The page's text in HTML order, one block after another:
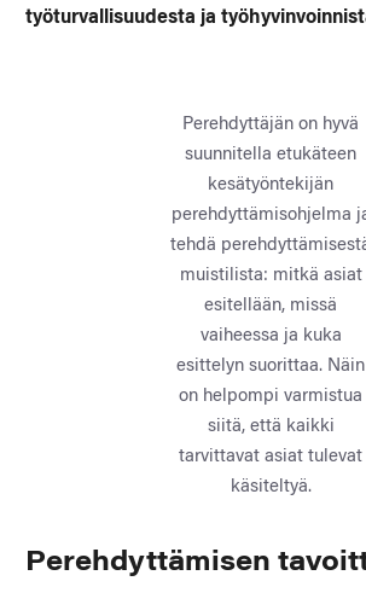
työturvallisuudesta ja
Perehdyttäjän on hyvä
suunnitella etukäteen
kesätyöntekijän
perehdyttämisohjelma
tehdä
muistilista: mitkä asiat
esitellään, missä
vaiheessa ja kuka
esittelyn suorittaa. Näin
on helpompi varmistua
siitä, että kaikki
tarvittavat asiat tulevat
käsiteltyä.
Perehdyttämisen